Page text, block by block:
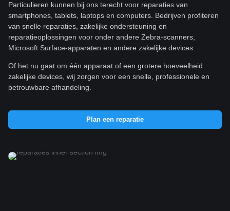
Particulieren kunnen bij ons terecht voor reparaties van
smartphones, tablets, laptops en computers. Bedrijven profiteren
van snelle reparaties, zakelijke ondersteuning en
reparatieoplossingen voor onder andere Zebra-scanners,
Microsoft Surface-apparaten en andere zakelijke devices.
Of het nu gaat om één apparaat of een grotere hoeveelheid
zakelijke devices, wij zorgen voor een snelle, professionele en
betrouwbare afhandeling.
Plan een reparatie